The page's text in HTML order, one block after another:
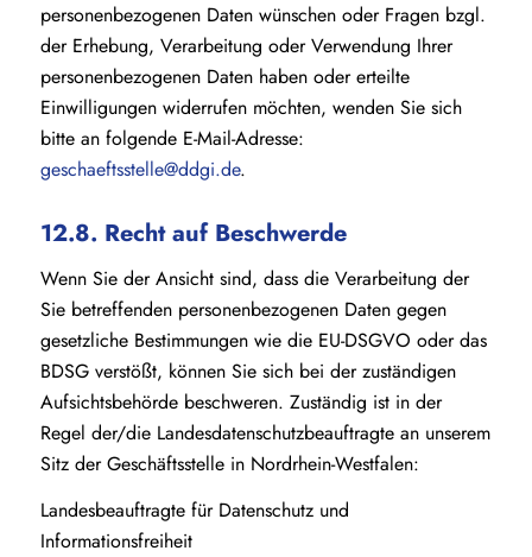
personenbezogenen Daten wünschen oder Fragen bzgl.
der Erhebung, Verarbeitung oder Verwendung Ihrer
personenbezogenen Daten haben oder erteilte
Einwilligungen widerrufen möchten, wenden Sie sich
bitte an folgende E-Mail-Adresse:
geschaeftsstelle@ddgi.de.
12.8. Recht auf Beschwerde
Wenn Sie der Ansicht sind, dass die Verarbeitung der
Sie betreffenden personenbezogenen Daten gegen
gesetzliche Bestimmungen wie die EU-DSGVO oder das
BDSG verstößt, können Sie sich bei der zuständigen
Aufsichtsbehörde beschweren. Zuständig ist in der
Regel der/die Landesdatenschutzbeauftragte an unserem
Sitz der Geschäftsstelle in Nordrhein-Westfalen:
Landesbeauftragte für Datenschutz und
Informationsfreiheit